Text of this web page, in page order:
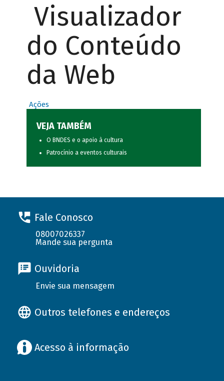
Visualizador
do Conteúdo
da Web
Ações
VEJA TAMBÉM
O BNDES e o apoio à cultura
Patrocínio a eventos culturais
Fale Conosco
08007026337
Mande sua pergunta
Ouvidoria
Envie sua mensagem
Outros telefones e endereços
Acesso à informação